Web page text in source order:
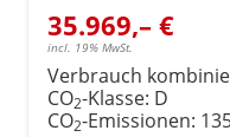
35.969,– €
incl. 19% MwSt.
Verbrauch
CO2-Klasse: D
CO2-Emissionen: